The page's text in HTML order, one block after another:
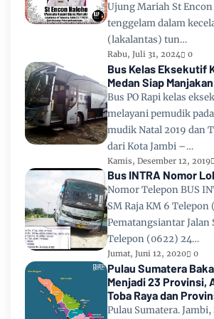
Ujung Mariah St
tenggelam dalam
(lakalantas) tun…
Rabu, Juli 31, 2024 0
Bus Kelas Eksekutif
Medan Siap
Bus PO Rapi kelas
melayani pemudik
mudik Natal 2019 dan
dari Kota Jambi –…
Kamis, Desember 12, 2019
Bus INTRA Nomor
Nomor Telepon BUS
SM Raja KM 6 Telepon
Pematangsiantar Jalan
Telepon (0622) 24…
Jumat, Juni 12, 2020 0
Pulau Sumatera
Menjadi 23 Provinsi,
Toba Raya dan
Pulau Sumatera.